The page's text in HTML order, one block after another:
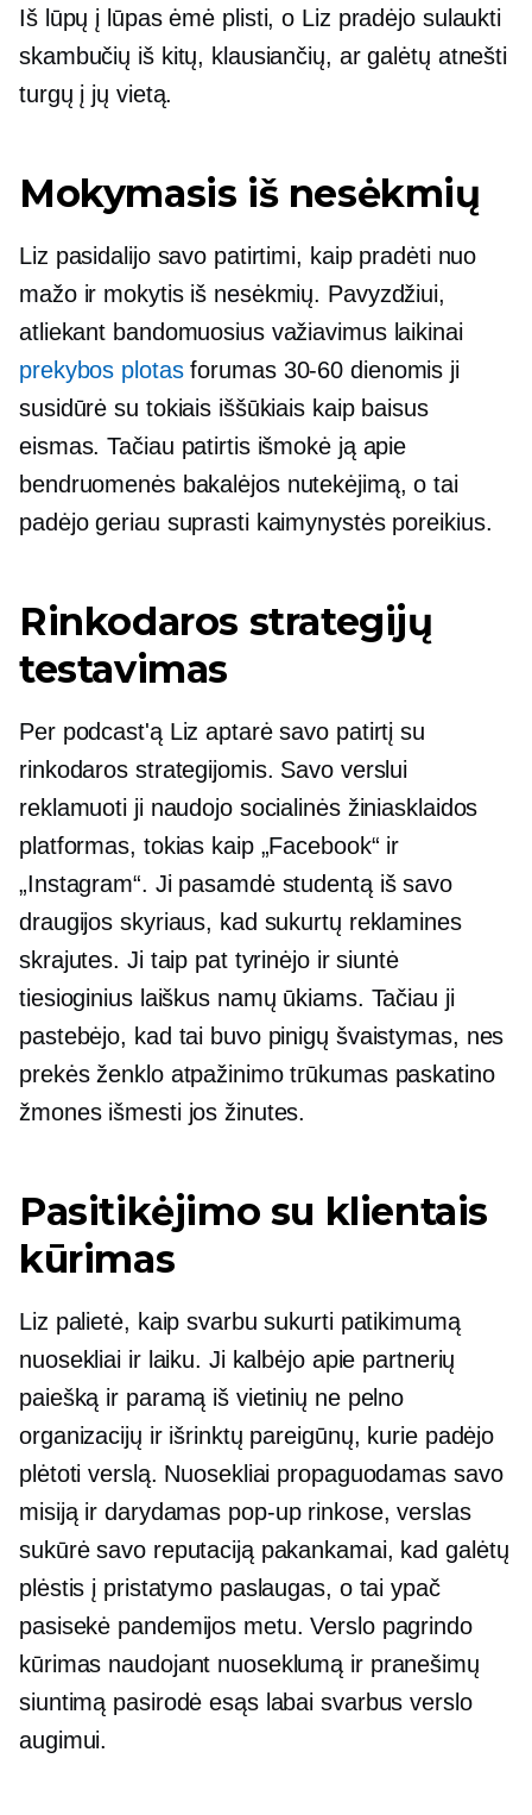
Iš lūpų į lūpasėmė plisti, o Liz pradėjo sulaukti
skambučių iš kitų, klausiančių, ar galėtų atnešti
turgų į jų vietą.
Mokymasis iš nesėkmių
Liz pasidalijo savo patirtimi, kaip pradėti nuo
mažo ir mokytis iš nesėkmių. Pavyzdžiui,
atliekant bandomuosius važiavimus laikinai
prekybos plotasforumas 30-60 dienomis ji
susidūrė su tokiais iššūkiais kaip baisus
eismas. Tačiau patirtis išmokė ją apie
bendruomenės bakalėjos nutekėjimą, o tai
padėjo geriau suprasti kaimynystės poreikius.
Rinkodaros strategijų
testavimas
Per podcast'ą Liz aptarė savo patirtį su
rinkodaros strategijomis. Savo verslui
reklamuoti ji naudojo socialinės žiniasklaidos
platformas, tokias kaip „Facebook“ ir
„Instagram“. Ji pasamdė studentą iš savo
draugijos skyriaus, kad sukurtų reklamines
skrajutes. Ji taip pat tyrinėjo ir siuntė
tiesioginius laiškus namų ūkiams. Tačiau ji
pastebėjo, kad tai buvo pinigų švaistymas, nes
prekės ženklo atpažinimo trūkumas paskatino
žmones išmesti jos žinutes.
Pasitikėjimo su klientais
kūrimas
Liz palietė, kaip svarbu sukurti patikimumą
nuosekliai ir laiku. Ji kalbėjo apie partnerių
paiešką ir paramą iš vietinių ne pelno
organizacijų ir išrinktų pareigūnų, kurie padėjo
plėtoti verslą. Nuosekliai propaguodamas savo
misiją ir darydamas pop-uprinkose, verslas
sukūrė savo reputaciją pakankamai, kad galėtų
plėstis į pristatymo paslaugas, o tai ypač
pasisekė pandemijos metu. Verslo pagrindo
kūrimas naudojant nuoseklumą ir pranešimų
siuntimą pasirodė esąs labai svarbus verslo
augimui.